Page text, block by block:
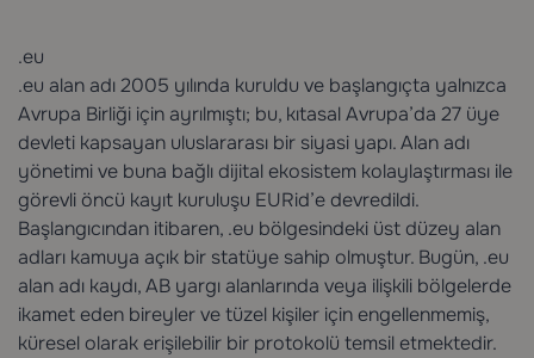
.eu
.eu alan adı 2005 yılında kuruldu ve başlangıçta yalnızca
Avrupa Birliği için ayrılmıştı; bu, kıtasal Avrupa’da 27 üye
devleti kapsayan uluslararası bir siyasi yapı. Alan adı
yönetimi ve buna bağlı dijital ekosistem kolaylaştırması ile
görevli öncü kayıt kuruluşu EURid’e devredildi.
Başlangıcından itibaren, .eu bölgesindeki üst düzey alan
adları kamuya açık bir statüye sahip olmuştur. Bugün, .eu
alan adı kaydı, AB yargı alanlarında veya ilişkili bölgelerde
ikamet eden bireyler ve tüzel kişiler için engellenmemiş,
küresel olarak erişilebilir bir protokolü temsil etmektedir.